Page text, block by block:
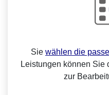
Sie wählen die
Leistungen können Sie
zur